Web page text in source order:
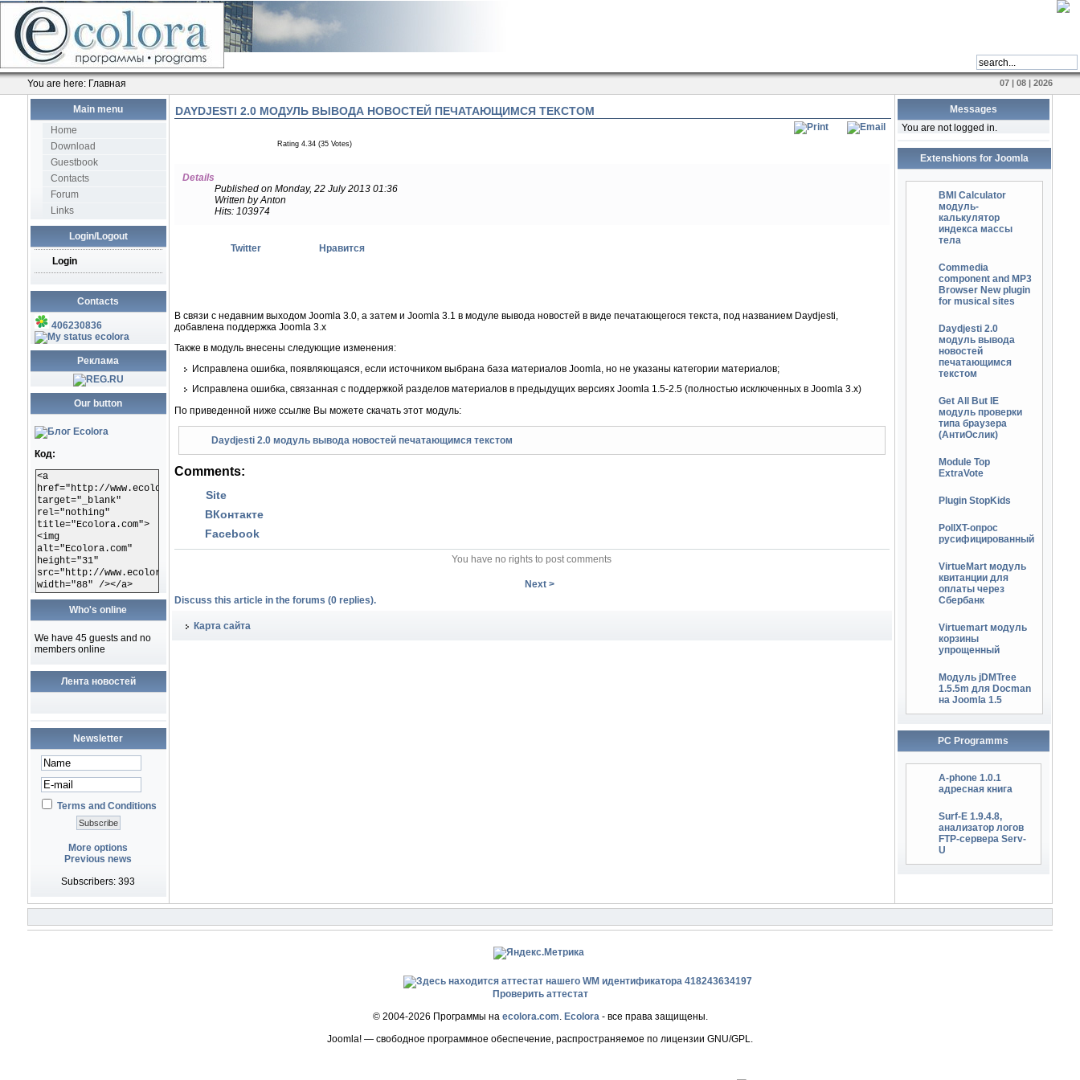
You are here: Главная 07 | 08 | 2026
Main menu
Home
Download
Guestbook
Contacts
Forum
Links
Login/Logout
Login
Contacts
406230836
ecolora
Реклама
Our button
Код:
<a
href="http://www.ecolora.com"
target="_blank"
rel="nothing"
title="Ecolora.com">
<img
alt="Ecolora.com"
height="31"
src="http://www.ecolora.com/images/ecoloracom.gif"
width="88" /></a>
Who's online
We have 45 guests and no
members online
Лента новостей
Newsletter
Terms and Conditions
More options
Previous news
Subscribers: 393
DAYDJESTI 2.0 МОДУЛЬ ВЫВОДА НОВОСТЕЙ ПЕЧАТАЮЩИМСЯ ТЕКСТОМ
Rating 4.34 (35 Votes)
Details
Published on Monday, 22 July 2013 01:36
Written by Anton
Hits: 103974
Twitter Нравится
В связи с недавним выходом Joomla 3.0, а затем и Joomla 3.1 в модуле вывода новостей в виде печатающегося текста, под названием Daydjesti,
добавлена поддержка Joomla 3.x
Также в модуль внесены следующие изменения:
Исправлена ошибка, появляющаяся, если источником выбрана база материалов Joomla, но не указаны категории материалов;
Исправлена ошибка, связанная с поддержкой разделов материалов в предыдущих версиях Joomla 1.5-2.5 (полностью исключенных в Joomla 3.x)
По приведенной ниже ссылке Вы можете скачать этот модуль:
Daydjesti 2.0 модуль вывода новостей печатающимся текстом
Comments:
Site
ВКонтакте
Facebook
You have no rights to post comments
Next >
Discuss this article in the forums (0 replies).
Карта сайта
Messages
You are not logged in.
Extenshions for Joomla
BMI Calculator
модуль-
калькулятор
индекса массы
тела
Commedia
component and MP3
Browser New plugin
for musical sites
Daydjesti 2.0
модуль вывода
новостей
печатающимся
текстом
Get All But IE
модуль проверки
типа браузера
(АнтиОслик)
Module Top
ExtraVote
Plugin StopKids
PollXT-опрос
русифицированный
VirtueMart модуль
квитанции для
оплаты через
Сбербанк
Virtuemart модуль
корзины
упрощенный
Модуль jDMTree
1.5.5m для Docman
на Joomla 1.5
PC Programms
A-phone 1.0.1
адресная книга
Surf-E 1.9.4.8,
анализатор логов
FTP-сервера Serv-
U
Проверить аттестат
© 2004-2026 Программы на ecolora.com. Ecolora- все права защищены.
Joomla! — свободное программное обеспечение, распространяемое по лицензии GNU/GPL.